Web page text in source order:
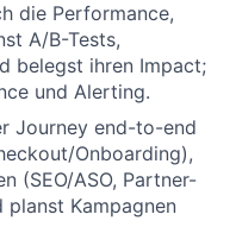
die Performance,
A/B-Tests,
belegst ihren Impact;
und Alerting.
Journey end-to-end
Onboarding),
(SEO/ASO, Partner-
Kampagnen